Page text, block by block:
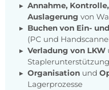
Annahme,
Auslagerung von
Buchen von Ein-
(PC und
Verladung von LKW
Staplerunterstützung
Organisation und
Lagerprozesse